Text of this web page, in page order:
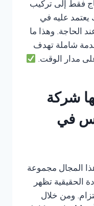
فقط إلى تركيب
يعتمد عليه في
الحاجة. وهذا ما
شاملة تهدف
مدار الوقت.
شركة
في
المجال مجموعة
الحقيقية تظهر
ومن خلال